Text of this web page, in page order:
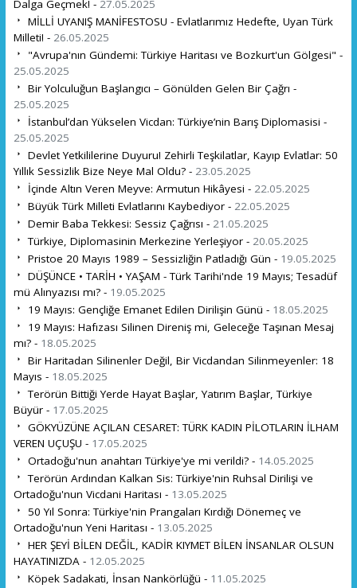
Dalga Geçmek! - 27.05.2025
MİLLİ UYANIŞ MANİFESTOSU - Evlatlarımız Hedefte, Uyan Türk
Milleti! - 26.05.2025
"Avrupa'nın Gündemi: Türkiye Haritası ve Bozkurt'un Gölgesi" -
25.05.2025
Bir Yolculuğun Başlangıcı – Gönülden Gelen Bir Çağrı -
25.05.2025
İstanbul’dan Yükselen Vicdan: Türkiye’nin Barış Diplomasisi -
25.05.2025
Devlet Yetkililerine Duyuru! Zehirli Teşkilatlar, Kayıp Evlatlar: 50
Yıllık Sessizlik Bize Neye Mal Oldu? - 23.05.2025
İçinde Altın Veren Meyve: Armutun Hikâyesi - 22.05.2025
Büyük Türk Milleti Evlatlarını Kaybediyor - 22.05.2025
Demir Baba Tekkesi: Sessiz Çağrısı - 21.05.2025
Türkiye, Diplomasinin Merkezine Yerleşiyor - 20.05.2025
Pristoe 20 Mayıs 1989 – Sessizliğin Patladığı Gün - 19.05.2025
DÜŞÜNCE • TARİH • YAŞAM - Türk Tarihi'nde 19 Mayıs; Tesadüf
mü Alınyazısı mı? - 19.05.2025
19 Mayıs: Gençliğe Emanet Edilen Dirilişin Günü - 18.05.2025
19 Mayıs: Hafızası Silinen Direniş mi, Geleceğe Taşınan Mesaj
mı? - 18.05.2025
Bir Haritadan Silinenler Değil, Bir Vicdandan Silinmeyenler: 18
Mayıs - 18.05.2025
Terörün Bittiği Yerde Hayat Başlar, Yatırım Başlar, Türkiye
Büyür - 17.05.2025
GÖKYÜZÜNE AÇILAN CESARET: TÜRK KADIN PİLOTLARIN İLHAM
VEREN UÇUŞU - 17.05.2025
Ortadoğu'nun anahtarı Türkiye'ye mi verildi? - 14.05.2025
Terörün Ardından Kalkan Sis: Türkiye'nin Ruhsal Dirilişi ve
Ortadoğu'nun Vicdani Haritası - 13.05.2025
50 Yıl Sonra: Türkiye'nin Prangaları Kırdığı Dönemeç ve
Ortadoğu'nun Yeni Haritası - 13.05.2025
HER ŞEYİ BİLEN DEĞİL, KADİR KIYMET BİLEN İNSANLAR OLSUN
HAYATINIZDA - 12.05.2025
Köpek Sadakati, İnsan Nankörlüğü - 11.05.2025